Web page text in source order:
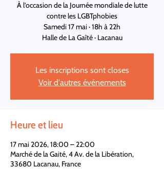
À l’occasion de la Journée mondiale de lutte
contre les LGBTphobies
Samedi 17 mai · 18h à 22h
Halle de La Gaîté · Lacanau
Les inscriptions sont closes
Voir d'autres événements
Heure et lieu
17 mai 2026, 18:00 – 22:00
Marché de la Gaité, 4 Av. de la Libération,
33680 Lacanau, France